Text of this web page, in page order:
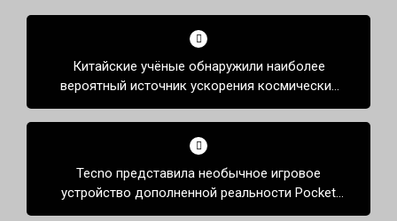
Навигация
записямКитайские учёные обнаружили наиболее
вероятный источник ускорения космических
частиц
Tecno представила необычное игровое
устройство дополненной реальности Pocket
Go